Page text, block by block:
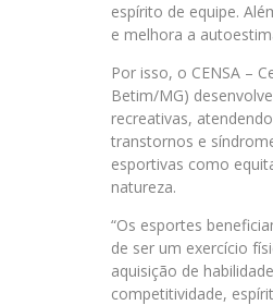
espírito de equipe.
e melhora a
Por isso, o CENSA –
Betim/MG)
recreativas,
transtornos e
esportivas como
natureza.
“Os esportes
de ser um exercício
aquisição de
competitividade,